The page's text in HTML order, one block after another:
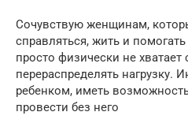
Сочувствую женщинам,
справляться, жить и
просто физически не
перераспределять нагрузку.
ребенком, иметь
провести без него